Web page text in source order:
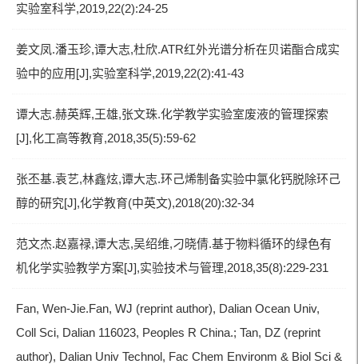
实验室科学,2019,22(2):24-25
姜文凤.潘玉珍,谭大志,杜欣.ATR红外光谱分析在贝诺酯合成实
验中的应用[J],实验室科学,2019,22(2):41-43
谭大志.赫英辉,王雄,张文珠.化学教学实验室废液的管理探索
[J],化工高等教育,2018,35(5):59-62
张丕基.袁艺,林鑫炫,谭大志.环己烯制备实验中氯化钙脱除环己
醇的研究[J],化学教育(中英文),2018(20):32-34
范文杰.赵嘉禄,谭大志,吴绍维,刁晓倩.基于物料循环的绿色有
机化学实验教学方案[J],实验技术与管理,2018,35(8):229-231
Fan, Wen-Jie.Fan, WJ (reprint author), Dalian Ocean Univ,
Coll Sci, Dalian 116023, Peoples R China.; Tan, DZ (reprint
author), Dalian Univ Technol, Fac Chem Environm & Biol Sci &